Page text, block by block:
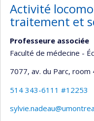
Activité
traitement et
Professeure associée
Faculté de médecine -
7077, av. du Parc, room
514 343-6111 #12253